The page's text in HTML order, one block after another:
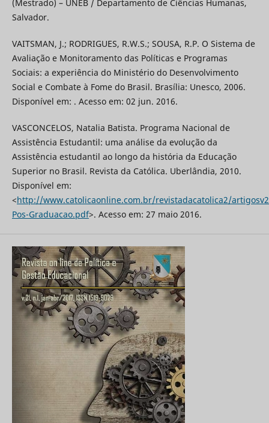
(Mestrado) – UNEB / Departamento de Ciências Humanas,
Salvador.
VAITSMAN, J.; RODRIGUES, R.W.S.; SOUSA, R.P. O Sistema de
Avaliação e Monitoramento das Políticas e Programas
Sociais: a experiência do Ministério do Desenvolvimento
Social e Combate à Fome do Brasil. Brasília: Unesco, 2006.
Disponível em: . Acesso em: 02 jun. 2016.
VASCONCELOS, Natalia Batista. Programa Nacional de
Assistência Estudantil: uma análise da evolução da
Assistência estudantil ao longo da história da Educação
Superior no Brasil. Revista da Católica. Uberlândia, 2010.
Disponível em:
<http://www.catolicaonline.com.br/revistadacatolica2/
Pos-Graduacao.pdf>. Acesso em: 27 maio 2016.